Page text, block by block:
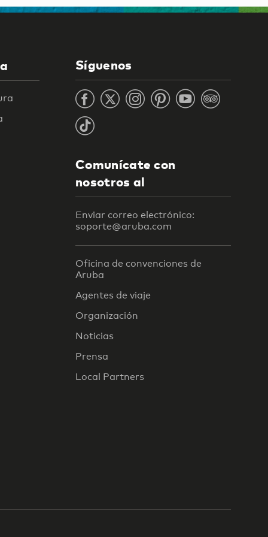
Síguenos
Comunícate con
nosotros al
Enviar correo electrónico:
soporte@aruba.com
Oficina de convenciones de
Aruba
Agentes de viaje
Organización
Noticias
Prensa
Local Partners